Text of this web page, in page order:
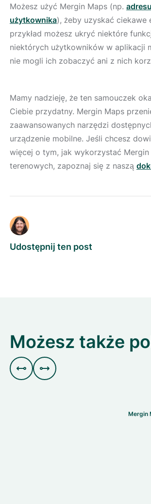
Możesz użyć Mergin Maps (np.
użytkownika), żeby uzyskać ciekawe
przykład możesz ukryć niektóre
niektórych użytkowników w aplikacji
nie mogli ich zobaczyć ani z nich
Mamy nadzieję, że ten samouczek
Ciebie przydatny. Mergin Maps
zaawansowanych narzędzi
urządzenie mobilne. Jeśli chcesz
więcej o tym, jak wykorzystać Mergin
terenowych, zapoznaj się z naszą
Udostępnij ten post
Możesz także
 
Mergin